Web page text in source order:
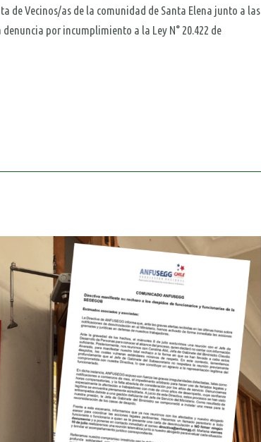
de Vecinos/as de la comunidad de Santa Elena junto a las
por incumplimiento a la Ley N° 20.422 de